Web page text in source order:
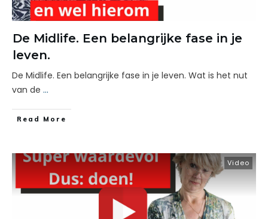
De Midlife. Een belangrijke fase in je
leven.
De Midlife. Een belangrijke fase in je leven. Wat is het nut
van de ...
Read More
Video